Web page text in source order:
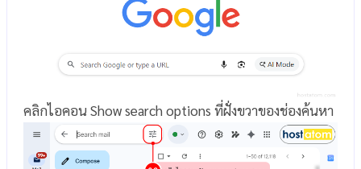
คลิกไอคอน Show search options ที่ฝั่งขวาของช่องค้นหา